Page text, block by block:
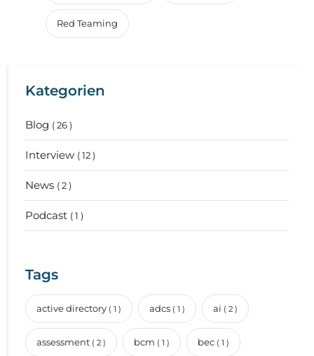
Red Teaming
Kategorien
Blog ( 26 )
Interview ( 12 )
News ( 2 )
Podcast ( 1 )
Tags
active directory ( 1 ) adcs ( 1 ) ai ( 2 )
assessment ( 2 ) bcm ( 1 ) bec ( 1 )